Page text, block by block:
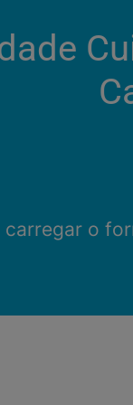
carregar o